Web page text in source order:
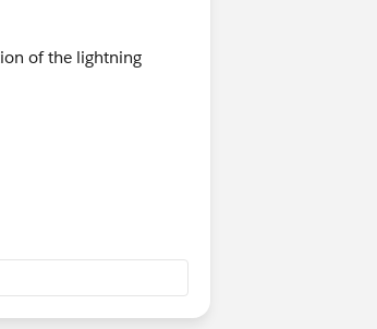
of the lightning